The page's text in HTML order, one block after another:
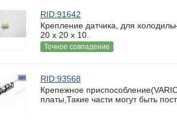
RID:91642
Крепление датчика, для
20 x 20 х 10.
Точное совпадение
RID:93568
Крепежное
платы,Такие части могут быть